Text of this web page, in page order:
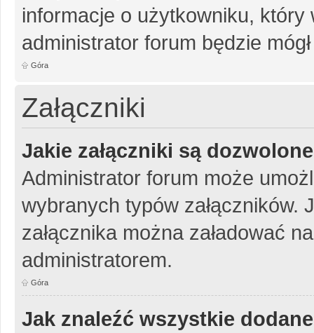
informacje o użytkowniku, który
administrator forum będzie
Góra
Załączniki
Jakie załączniki są
Administrator forum może
wybranych typów załączników.
załącznika można załadować
administratorem.
Góra
Jak znaleźć wszystkie